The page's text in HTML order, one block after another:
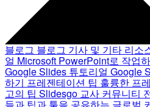
블로그 블로그 기사 및 기타 리소
얼 Microsoft PowerPoint로 작업
Google Slides 튜토리얼 Google
하기 프레젠테이션 팁 훌륭한 프
고의 팁 Slidesgo 교사 커뮤니티